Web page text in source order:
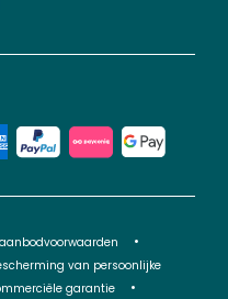
van persoonlijke
garantie